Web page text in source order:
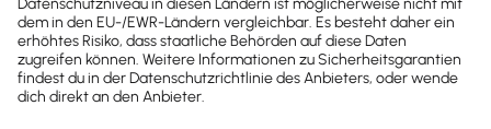
hilfreiche Praxis-Tipps und
kostenlose Tools für
Unternehmen erhalten?
Dann abonniere unseren